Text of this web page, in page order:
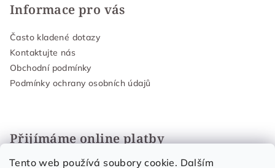
Tento web používá soubory cookie. Dalším
Informace pro vás
Často kladené dotazy
Kontaktujte nás
Obchodní podmínky
Podmínky ochrany osobních údajů
Přijímáme online platby